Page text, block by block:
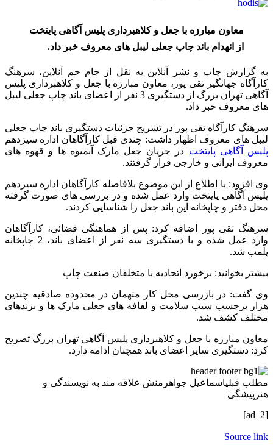
معاون مبارزه با جعل و کلاهبرداری پلیس آگاهی پایتخت
از انهدام باند چاپ جعلی لیبل های معروف خبر داد.
به گزارش چاپ و نشر آنلاین به نقل از جام جم آنلاین، سرهنگ
کارآگاه جهانگیر تقی پور، معاون مبارزه با جعل و کلاهبرداری پلیس
آگاهی تهران بزرگ از دستگیری 3 نفر از اعضای باند چاپ جعلی لیبل
های معروف خبر داد.
سرهنگ کارآگاه تقی پور در تشریح جزئیات دستگیری باند چاپ جعلی
لیبل های معروف اظهار داشت: چندی قبل کارآگاهان اداره سیزدهم
پلیس آگاهی پایتخت در جریان جعل مارک آبمیوه‌ ها و قهوه‌ های
معروف ایرانی و خارجی قرار گرفتند.
وی افزود: با اطلاع از این موضوع بلافاصله کارآگاهان اداره سیزدهم
پلیس آگاهی پایتخت وارد عمل شده و در بررسی های صورت گرفته
محل دفتر و چاپخانه این باند جعل را شناسایی کردند.
سرهنگ تقی پور اضافه کرد: پس از هماهنگی قضائی، کارآگاهان
وارد عمل شده و با دستگیری سه نفر از اعضای باند، 2 چاپخانه
پلمب شد.
بیشتر بخوانید: برخورد اتحادیه با متخلفان صنعت چاپ
وی گفت: در بازرسی محل کار متهمان در محدوده صادقیه چندین
هزار برچسب سیب سلامت و لفافه های جعلی مارک ها و برندهای
مختلف کشف شد.
معاون مبارزه با جعل و کلاهبرداری پلیس آگاهی تهران بزرگ تصریح
کرد: دستگیری سایر اعضای باند همچنان ادامه دارد.
مطلب قبلیاسماعیل جواهرمنش علاقه مند به نویسندگی و
هنرپیشگی
[ad_2]
Source link